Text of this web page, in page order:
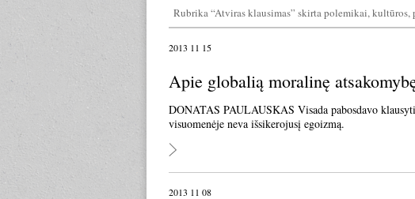
Rubrika “Atviras klausimas” skirta polemikai,
2013 11 15
Apie globalią moralinę
DONATAS PAULAUSKAS Visada pabosdavo
visuomenėje neva išsikerojusį egoizmą.
2013 11 08